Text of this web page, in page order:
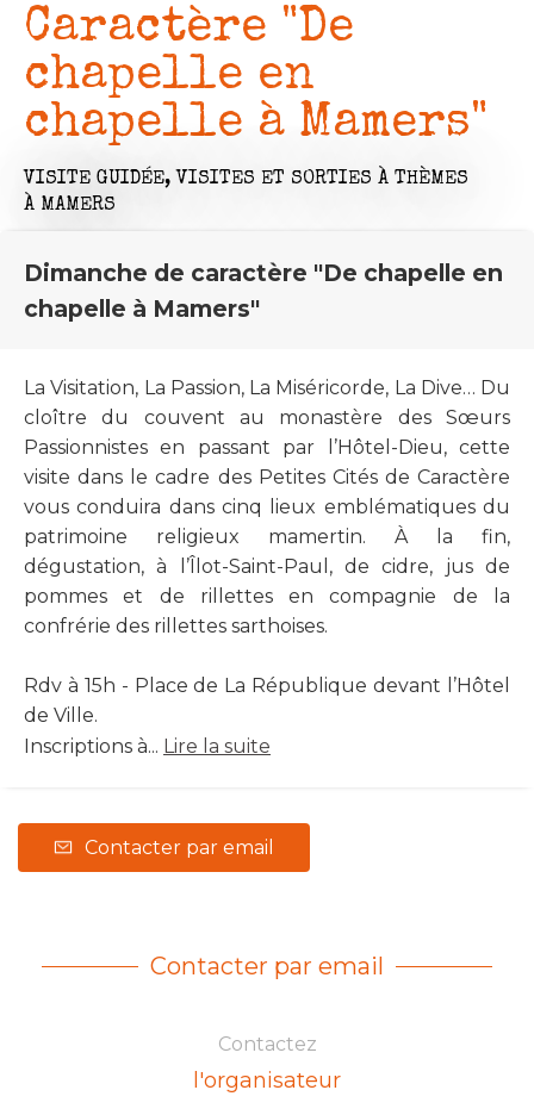
Caractère "De
chapelle en
chapelle à Mamers"
VISITE GUIDÉE, VISITES ET SORTIES À THÈMES
À MAMERS
Dimanche de caractère "De chapelle en
chapelle à Mamers"
La Visitation, La Passion, La Miséricorde, La Dive… Du
cloître du couvent au monastère des Sœurs
Passionnistes en passant par l’Hôtel-Dieu, cette
visite dans le cadre des Petites Cités de Caractère
vous conduira dans cinq lieux emblématiques du
patrimoine religieux mamertin. À la fin,
dégustation, à l’Îlot-Saint-Paul, de cidre, jus de
pommes et de rillettes en compagnie de la
confrérie des rillettes sarthoises.
Rdv à 15h - Place de La République devant l’Hôtel
de Ville.
Inscriptions à... Lire la suite
Contacter par email
Contacter par email
Contactez
l'organisateur